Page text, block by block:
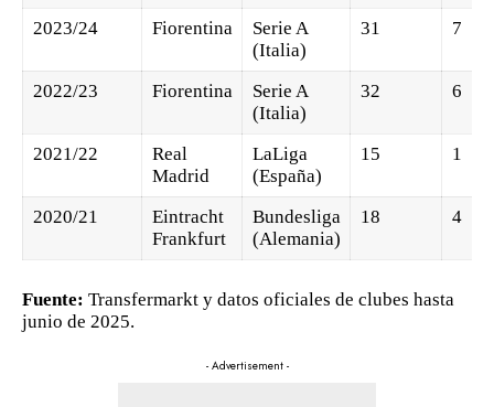
2023/24 Fiorentina
Serie A
(Italia)
31 7
2022/23 Fiorentina
Serie A
(Italia)
32 6
2021/22
Real
Madrid
LaLiga
(España)
15 1
2020/21
Eintracht
Frankfurt
Bundesliga
(Alemania)
18 4
Fuente: Transfermarkt y datos oficiales de clubes hasta
junio de 2025.
- Advertisement -